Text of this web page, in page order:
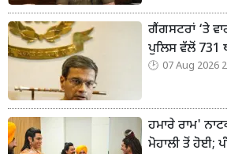
ਗੈਂਗਸਟਰਾਂ ‘ਤੇ
ਪੁਲਿਸ ਵੱਲੋਂ 731
07 Aug 2026
ਹਮਾਰੇ ਰਾਮ'
ਮੋਹਾਲੀ ਤੋਂ ਹੋਈ;